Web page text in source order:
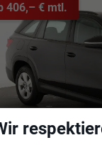
406,– € mtl.